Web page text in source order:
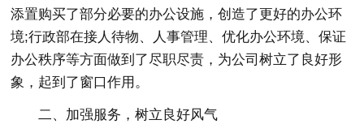
添置购买了部分必要的办公设施，创造了更好的办公环
境;行政部在接人待物、人事管理、优化办公环境、保证
办公秩序等方面做到了尽职尽责，为公司树立了良好形
象，起到了窗口作用。
二、加强服务，树立良好风气